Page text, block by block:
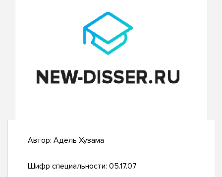
Автор: Адель Хузама
Шифр специальности: 05.17.07